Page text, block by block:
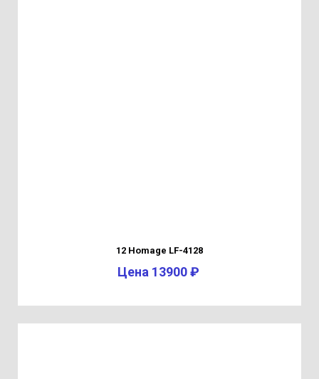
12 Homage LF-4128
Цена 13900 ₽